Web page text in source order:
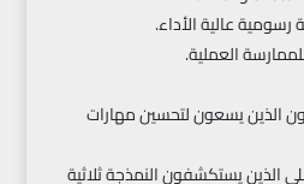
رسومية عالية الأداء.
العملية.
الذين يسعون لتحسين مهارات
الذين يستكشفون النمذجة ثلاثية